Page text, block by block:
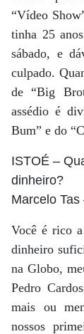
“Vídeo
tinha 25
sábado, e
culpado.
de “Big
assédio é
Bum” e do
ISTOÉ –
dinheiro?
Marcelo Tas
Você é rico
dinheiro
na Globo,
Pedro
mais ou
nossos